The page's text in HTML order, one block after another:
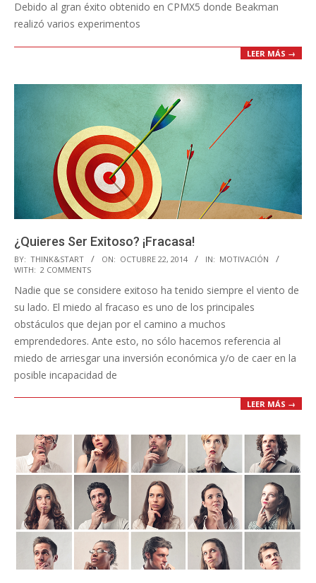
Debido al gran éxito obtenido en CPMX5 donde Beakman
realizó varios experimentos
LEER MÁS →
¿Quieres Ser Exitoso? ¡Fracasa!
2014-
10-
22
BY: THINK&START ON: OCTUBRE 22, 2014 IN: MOTIVACIÓN
WITH: 2 COMMENTS
Nadie que se considere exitoso ha tenido siempre el viento de
su lado. El miedo al fracaso es uno de los principales
obstáculos que dejan por el camino a muchos
emprendedores. Ante esto, no sólo hacemos referencia al
miedo de arriesgar una inversión económica y/o de caer en la
posible incapacidad de
LEER MÁS →